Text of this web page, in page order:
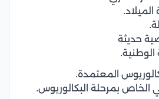
المعتمدة.
الخاص بمرحلة البكالوريوس.